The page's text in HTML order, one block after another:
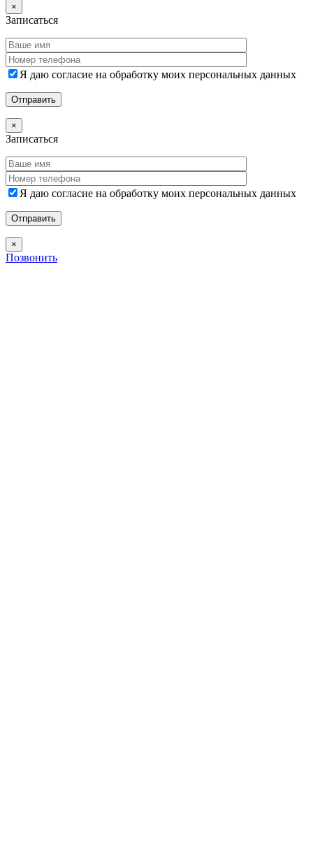
×
Записаться
Я даю согласие на обработку моих персональных данных
×
Записаться
Я даю согласие на обработку моих персональных данных
×
Позвонить